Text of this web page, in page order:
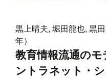
黒上晴夫, 堀田龍也, 黒
年）
教育情報流通の
ントラネット・